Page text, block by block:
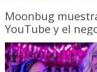
Moonbug
YouTube y el